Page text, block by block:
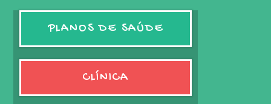
PLANOS DE SAÚDE
CLÍNICA